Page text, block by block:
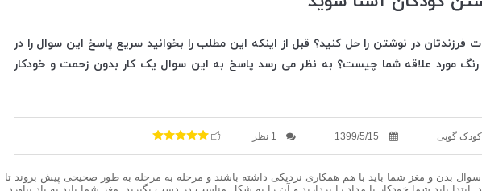
فرزندتان در نوشتن را حل کنید؟ قبل از اینکه این مطلب را بخوانید سریع پاسخ این سوال را در
رنگ مورد علاقه شما چیست؟ به نظر می رسد پاسخ به این سوال یک کار بدون زحمت و خودکار
گوپی 1399/5/15 1 نظر
سوال بدن و مغز شما باید با هم همکاری نزدیکی داشته باشند و مرحله به مرحله به طور صحیحی پیش بروند تا